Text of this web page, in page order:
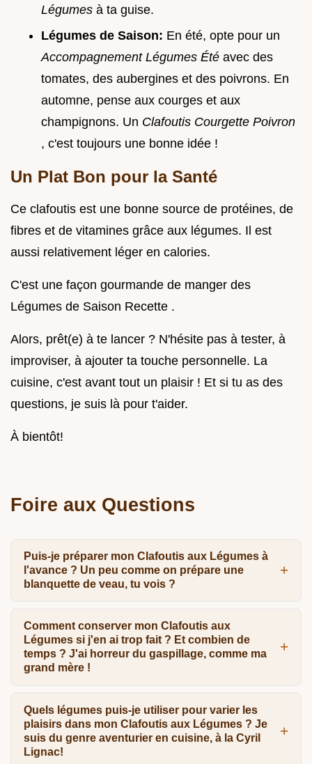
Légumes à ta guise.
Légumes de Saison: En été, opte pour un
Accompagnement Légumes Été avec des
tomates, des aubergines et des poivrons. En
automne, pense aux courges et aux
champignons. Un Clafoutis Courgette Poivron
, c'est toujours une bonne idée !
Un Plat Bon pour la Santé
Ce clafoutis est une bonne source de protéines, de
fibres et de vitamines grâce aux légumes. Il est
aussi relativement léger en calories.
C'est une façon gourmande de manger des
Légumes de Saison Recette .
Alors, prêt(e) à te lancer ? N'hésite pas à tester, à
improviser, à ajouter ta touche personnelle. La
cuisine, c'est avant tout un plaisir ! Et si tu as des
questions, je suis là pour t'aider.
À bientôt!
Foire aux Questions
Puis-je préparer mon Clafoutis aux Légumes à
l'avance ? Un peu comme on prépare une
blanquette de veau, tu vois ?
Comment conserver mon Clafoutis aux
Légumes si j'en ai trop fait ? Et combien de
temps ? J'ai horreur du gaspillage, comme ma
grand mère !
Quels légumes puis-je utiliser pour varier les
plaisirs dans mon Clafoutis aux Légumes ? Je
suis du genre aventurier en cuisine, à la Cyril
Lignac!